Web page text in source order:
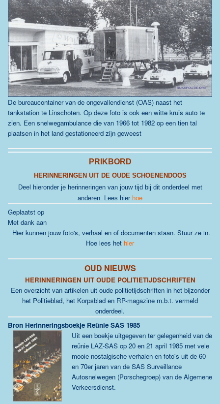
De bureaucontainer van de ongevallendienst (OAS) naast het
tankstation te Linschoten. Op deze foto is ook een witte kruis auto te
zien. Een snelwegambulance die van 1966 tot 1982 op een tien tal
plaatsen in het land gestationeerd zijn geweest
PRIKBORD
HERINNERINGEN UIT DE OUDE SCHOENENDOOS
Deel hieronder je herinneringen van jouw tijd bij dit onderdeel met
anderen.
Lees hier hoe
Geplaatst op
Met dank aan
Hier kunnen jouw foto's, verhaal en of documenten staan. Stuur ze in.
Hoe lees het hier
OUD NIEUWS
HERINNERINGEN UIT OUDE POLITIETIJDSCHRIFTEN
Een overzicht van artikelen uit oude politietijdschriften in het bijzonder
het Politieblad, het Korpsblad en RP-magazine m.b.t. vermeld
onderdeel.
Bron Herinneringsboekje Reünie SAS 1985
Uit een boekje uitgegeven ter gelegenheid van de
reünie LAZ-SAS op 20 en 21 april 1985 met vele
mooie nostalgische verhalen en foto's uit de 60
en 70er jaren van de SAS Surveillance
Autosnelwegen (Porschegroep) van de Algemene
Verkeersdienst.